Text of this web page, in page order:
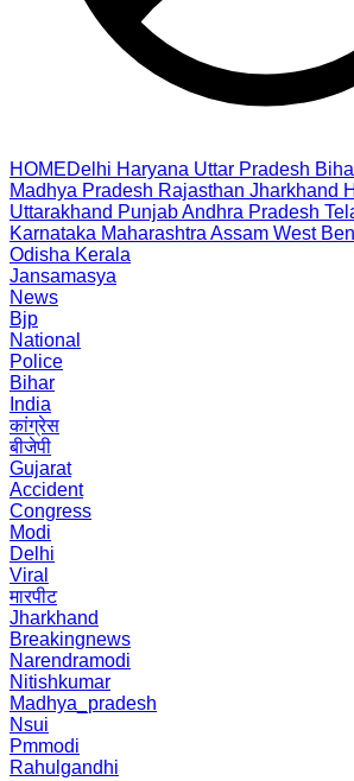
HOMEDelhi Haryana Uttar Pradesh
Madhya Pradesh Rajasthan Jharkhand
Uttarakhand PunjabAndhra Pradesh
Karnataka Maharashtra Assam West
Odisha Kerala
Jansamasya
News
Bjp
National
Police
Bihar
India
कांग्रेस
बीजेपी
Gujarat
Accident
Congress
Modi
Delhi
Viral
मारपीट
Jharkhand
Breakingnews
Narendramodi
Nitishkumar
Madhya_pradesh
Nsui
Pmmodi
Rahulgandhi